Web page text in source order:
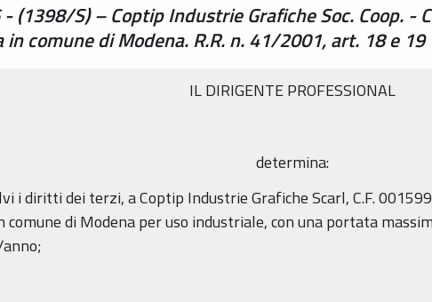
(1398/S) – Coptip Industrie Grafiche Soc. Coop. -
comune di Modena. R.R. n. 41/2001, art. 18 e 19
IL DIRIGENTE PROFESSIONAL
determina:
i diritti dei terzi, a Coptip Industrie Grafiche Scarl, C.F.
di Modena per uso industriale, con una portata